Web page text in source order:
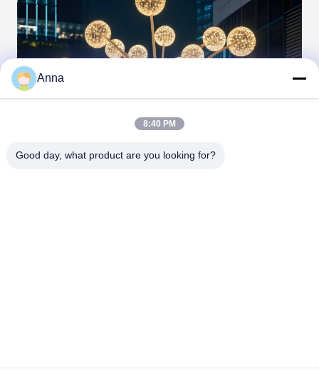
Anna
8:40 PM
Good day, what product are you looking for?